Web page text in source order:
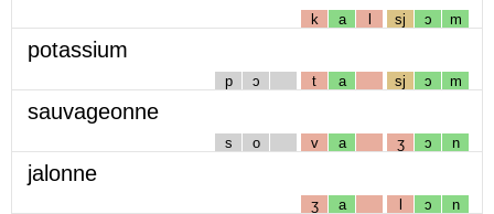
k a l sj ɔ m
potassium
p ɔ t a sj ɔ m
sauvageonne
s o v a ʒ ɔ n
jalonne
ʒ a l ɔ n